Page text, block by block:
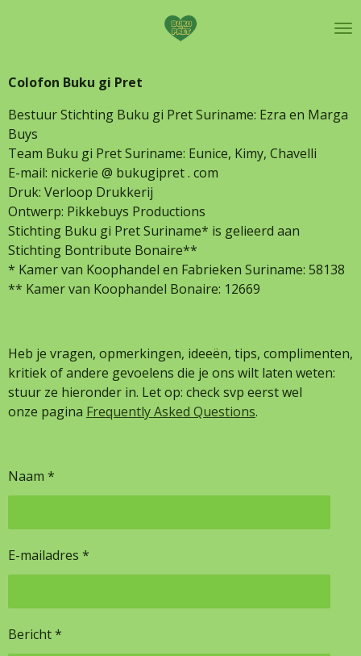
de
Colofon Buku gi Pret
Bestuur Stichting Buku gi Pret Suriname: Ezra en Marga
Buys
Team Buku gi Pret Suriname: Eunice, Kimy, Chavelli
E-mail: nickerie @ bukugipret . com
Druk: Verloop Drukkerij
Ontwerp: Pikkebuys Productions
Stichting Buku gi Pret Suriname* is gelieerd aan
Stichting Bontribute Bonaire**
* Kamer van Koophandel en Fabrieken Suriname: 58138
** Kamer van Koophandel Bonaire: 12669
Heb je vragen, opmerkingen, ideeën, tips, complimenten,
kritiek of andere gevoelens die je ons wilt laten weten:
stuur ze hieronder in. Let op: check svp eerst wel
onze pagina Frequently Asked Questions.
Naam *
E-mailadres *
Bericht *